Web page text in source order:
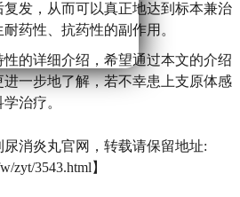
发，从而可以真正地达到标本兼治
药性、抗药性的副作用。
的详细介绍，希望通过本文的介绍
一步地了解，若不幸患上支原体感
治疗。
尿消炎丸官网，转载请保留地址:
zyt/3543.html】